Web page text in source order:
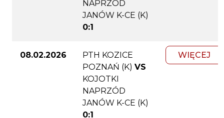
NAPRZÓD
JANÓW K-CE (K)
0:1
08.02.2026
PTH KOZICE
POZNAŃ (K) VS
KOJOTKI
NAPRZÓD
JANÓW K-CE (K)
0:1
WIĘCEJ